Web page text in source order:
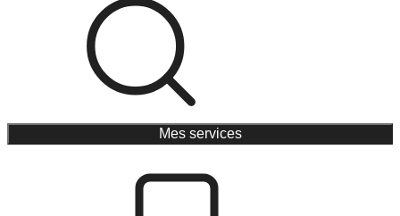
Mes services